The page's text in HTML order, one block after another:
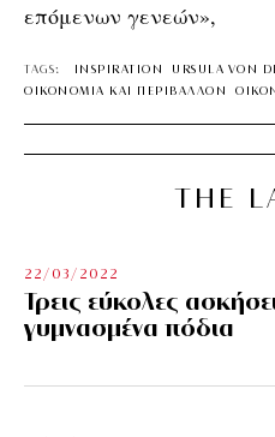
επόμενων γενεών»,
TAGS: INSPIRATION
URSULA VON
ΟΙΚΟΝΟΜΙΑ ΚΑΙ ΠΕΡΙΒΑΛΛΟΝ
THE
22/03/2022
Τρεις εύκολες
γυμνασμένα πόδια